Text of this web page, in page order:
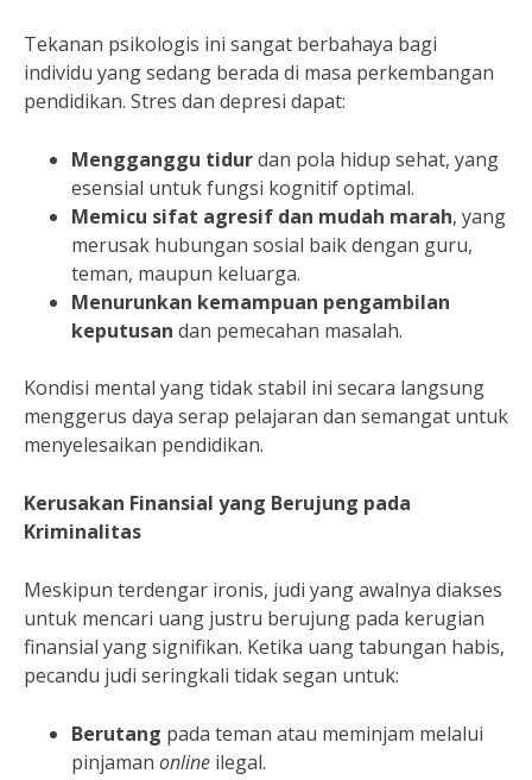
Tekanan psikologis ini sangat berbahaya bagi
individu yang sedang berada di masa perkembangan
pendidikan. Stres dan depresi dapat:
Mengganggu tidurdan pola hidup sehat, yang
esensial untuk fungsi kognitif optimal.
Memicu sifat agresif dan mudah marah, yang
merusak hubungan sosial baik dengan guru,
teman, maupun keluarga.
Menurunkan kemampuan pengambilan
keputusan dan pemecahan masalah.
Kondisi mental yang tidak stabil ini secara langsung
menggerus daya serap pelajaran dan semangat untuk
menyelesaikan pendidikan.
Kerusakan Finansial yang Berujung pada
Kriminalitas
Meskipun terdengar ironis, judi yang awalnya diakses
untuk mencari uang justru berujung pada kerugian
finansial yang signifikan. Ketika uang tabungan habis,
pecandu judi seringkali tidak segan untuk:
Berutang pada teman atau meminjam melalui
pinjaman online ilegal.